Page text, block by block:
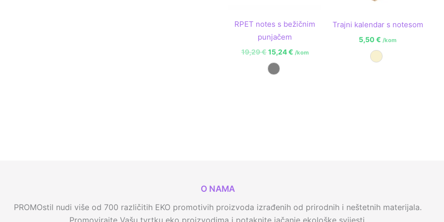
RPET notes s bežičnim
punjačem
19,29€15,24€ /kom
Siva
Trajni kalendar s notesom
5,50€ /kom
Prirodna
O NAMA
PROMOstil nudi više od 700 različitih EKO promotivih proizvoda izrađenih od prirodnih i neštetnih materijala.